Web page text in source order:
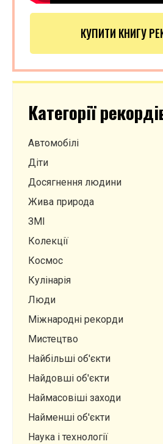
КУПИТИ КНИГУ
Категорії
Автомобілі
Діти
Досягнення людини
Жива природа
ЗМІ
Колекції
Космос
Кулінарія
Люди
Міжнародні рекорди
Мистецтво
Найбільші об'єкти
Найдовші об'єкти
Наймасовіші заходи
Найменші об'єкти
Наука і технології